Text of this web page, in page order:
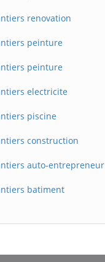
renovation
peinture
peinture
electricite
piscine
construction
auto-entrepreneur
batiment